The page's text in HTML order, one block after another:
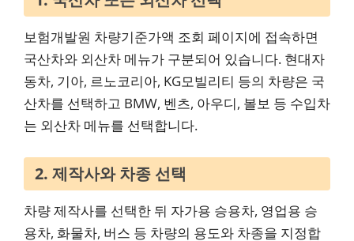
보험개발원 차량기준가액 조회 페이지에 접속하면
국산차와 외산차 메뉴가 구분되어 있습니다. 현대자
동차, 기아, 르노코리아, KG모빌리티 등의 차량은 국
산차를 선택하고 BMW, 벤츠, 아우디, 볼보 등 수입차
는 외산차 메뉴를 선택합니다.
2. 제작사와 차종 선택
차량 제작사를 선택한 뒤 자가용 승용차, 영업용 승
용차, 화물차, 버스 등 차량의 용도와 차종을 지정합